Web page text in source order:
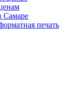
Самаре
печать